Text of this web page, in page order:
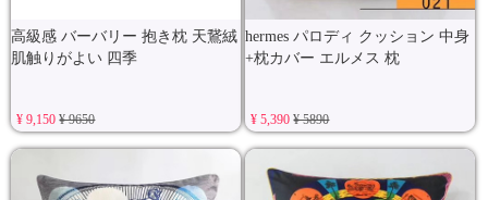
高級感 バーバリー 抱き枕 天鵞絨
肌触りがよい 四季
¥ 9,150¥ 9650
hermes パロディ クッション 中身
+枕カバー エルメス 枕
¥ 5,390¥ 5890